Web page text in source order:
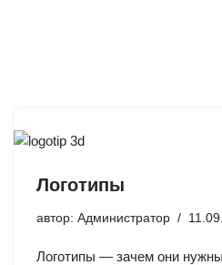
Логотипы
автор: Администратор
Логотипы — зачем они